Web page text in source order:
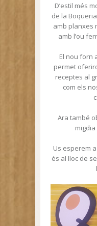
D’estil més
de la
amb planxes
amb l’ou
El nou forn
permet
receptes al
com els
Ara també
Us esperem
és al lloc de